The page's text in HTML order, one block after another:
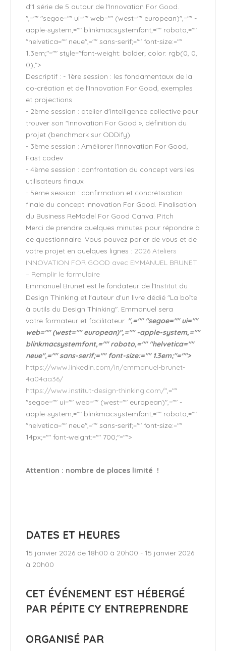
d'1 série de 5 autour de l'Innovation For Good.
",="" "segoe="" ui="" web="" (west="" european)",="" -
apple-system,="" blinkmacsystemfont,="" roboto,=""
"helvetica="" neue",="" sans-serif;="" font-size:=""
1.3em;"="" style="font-weight: bolder; color: rgb(0, 0,
0);">
Descriptif : - 1ère session : les fondamentaux de la
co-création et de l'Innovation For Good, exemples
et projections
- 2ème session : atelier d'intelligence collective pour
trouver son "Innovation For Good », définition du
projet (benchmark sur ODDify)
- 3ème session : Améliorer l'Innovation For Good,
Fast codev
- 4ème session : confrontation du concept vers les
utilisateurs finaux
- 5ème session : confirmation et concrétisation
finale du concept Innovation For Good. Finalisation
du Business ReModel For Good Canva. Pitch
Merci de prendre quelques minutes pour répondre à
ce questionnaire. Vous pouvez parler de vous et de
votre projet en quelques lignes : 2026 Ateliers
INNOVATION FOR GOOD avec EMMANUEL BRUNET
– Remplir le formulaire
Emmanuel Brunet est le fondateur de l'Institut du
Design Thinking et l'auteur d'un livre dédié "La boîte
à outils du Design Thinking". Emmanuel sera
votre formateur et facilitateur. ",="" "segoe="" ui=""
web="" (west="" european)",="" -apple-system,=""
blinkmacsystemfont,="" roboto,="" "helvetica=""
neue",="" sans-serif;="" font-size:="" 1.3em;"="">
https://www.linkedin.com/in/emmanuel-brunet-
4a04aa36/
https://www.institut-design-thinking.com/",=""
"segoe="" ui="" web="" (west="" european)",="" -
apple-system,="" blinkmacsystemfont,="" roboto,=""
"helvetica="" neue",="" sans-serif;="" font-size:=""
14px;="" font-weight:="" 700;"="">
Attention : nombre de places limité !
DATES ET HEURES
15 janvier 2026 de 18h00 à 20h00 - 15 janvier 2026
à 20h00
CET ÉVÉNEMENT EST HÉBERGÉ
PAR PÉPITE CY ENTREPRENDRE
ORGANISÉ PAR